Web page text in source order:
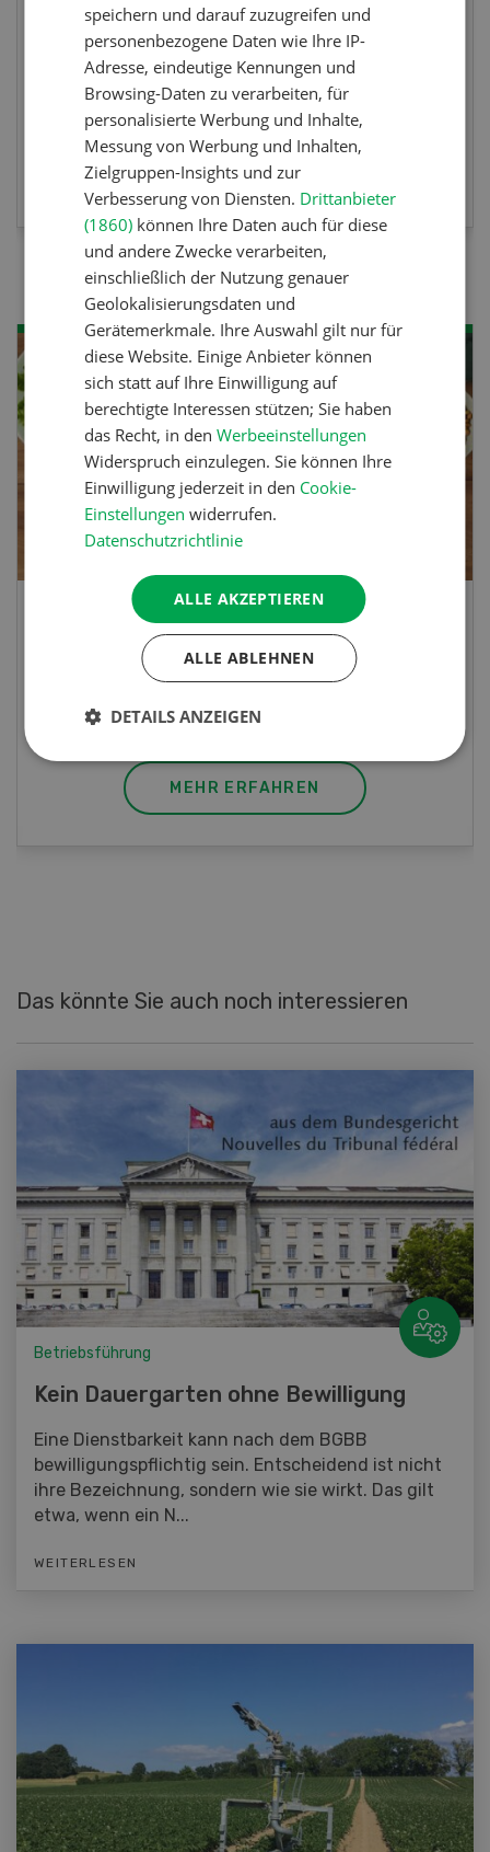
MEHR ZUR VERANSTALTUNG
Lupinentätschli
Lupinentätschli mit Lauch, Randen und
Kräuter
MEHR ERFAHREN
Das könnte Sie auch noch interessieren
Betriebsführung
Kein Dauergarten ohne Bewilligung
Eine Dienstbarkeit kann nach dem BGBB
bewilligungspflichtig sein. Entscheidend ist nicht
ihre Bezeichnung, sondern wie sie wirkt. Das gilt
etwa, wenn ein N...
WEITERLESEN
speichern und darauf zuzugreifen und
personenbezogene Daten wie Ihre IP-
Adresse, eindeutige Kennungen und
Browsing-Daten zu verarbeiten, für
personalisierte Werbung und Inhalte,
Messung von Werbung und Inhalten,
Zielgruppen-Insights und zur
Verbesserung von Diensten. Drittanbieter
(1860) können Ihre Daten auch für diese
und andere Zwecke verarbeiten,
einschließlich der Nutzung genauer
Geolokalisierungsdaten und
Gerätemerkmale. Ihre Auswahl gilt nur für
diese Website. Einige Anbieter können
sich statt auf Ihre Einwilligung auf
berechtigte Interessen stützen; Sie haben
das Recht, in denWerbeeinstellungen
Widerspruch einzulegen. Sie können Ihre
Einwilligung jederzeit in den Cookie-
Einstellungen widerrufen.
Datenschutzrichtlinie
ALLE AKZEPTIEREN
ALLE ABLEHNEN
DETAILS ANZEIGEN